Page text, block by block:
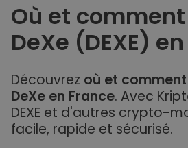
Où et
DeXe (DEXE)
Découvrez où et
DeXe en France. Avec
DEXE et d'autres crypto-
facile, rapide et sécurisé.